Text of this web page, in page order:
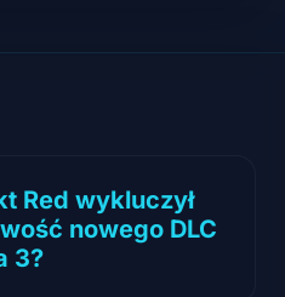
Red wykluczył
nowego DLC
3?